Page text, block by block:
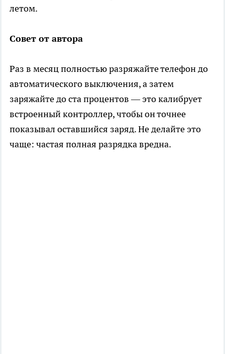
летом.
Совет от автора
Раз в месяц полностью разряжайте телефон до
автоматического выключения, а затем
заряжайте до ста процентов — это калибрует
встроенный контроллер, чтобы он точнее
показывал оставшийся заряд. Не делайте это
чаще: частая полная разрядка вредна.